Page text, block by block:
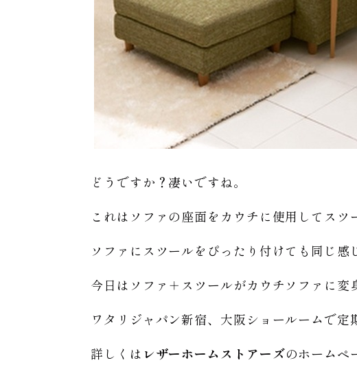
どうですか？凄いですね。
これはソファの座面をカウチに使用してスツ
ソファにスツールをぴったり付けても同じ感
今日はソファ＋スツールがカウチソファに変
ワタリジャパン新宿、大阪ショールームで定
詳しくは レザーホームストアーズのホームペ